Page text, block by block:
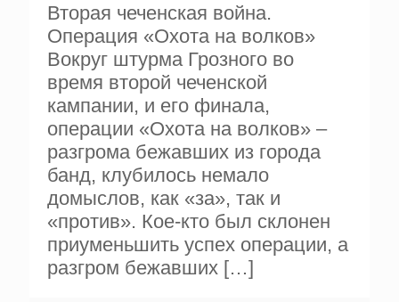
Вторая чеченская война.
Операция «Охота на волков»
Вокруг штурма Грозного во
время второй чеченской
кампании, и его финала,
операции «Охота на волков» –
разгрома бежавших из города
банд, клубилось немало
домыслов, как «за», так и
«против». Кое-кто был склонен
приуменьшить успех операции, а
разгром бежавших […]